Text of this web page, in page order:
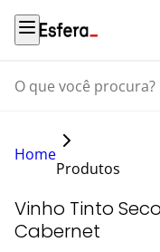
O que você procura?
Home
Produtos
Vinho Tinto
Cabernet